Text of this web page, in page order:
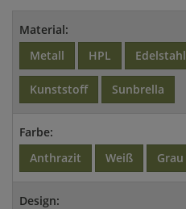
Material:
Metall
HPL Edelstahl
Kunststoff Sunbrella
Farbe:
Anthrazit
Weiß Grau
Design: